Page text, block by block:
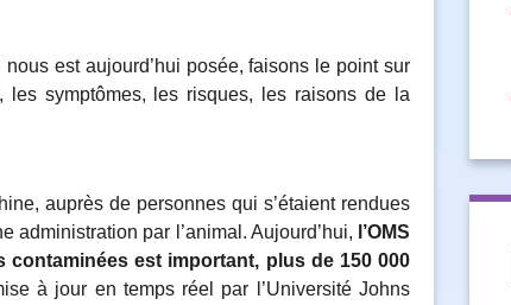
est aujourd’hui posée, faisons le point sur
les symptômes, les risques, les raisons de la
auprès de personnes qui s’étaient rendues
administration par l’animal. Aujourd’hui, l’OMS
est important, plus de 150 000
à jour en temps réel par l’Université Johns